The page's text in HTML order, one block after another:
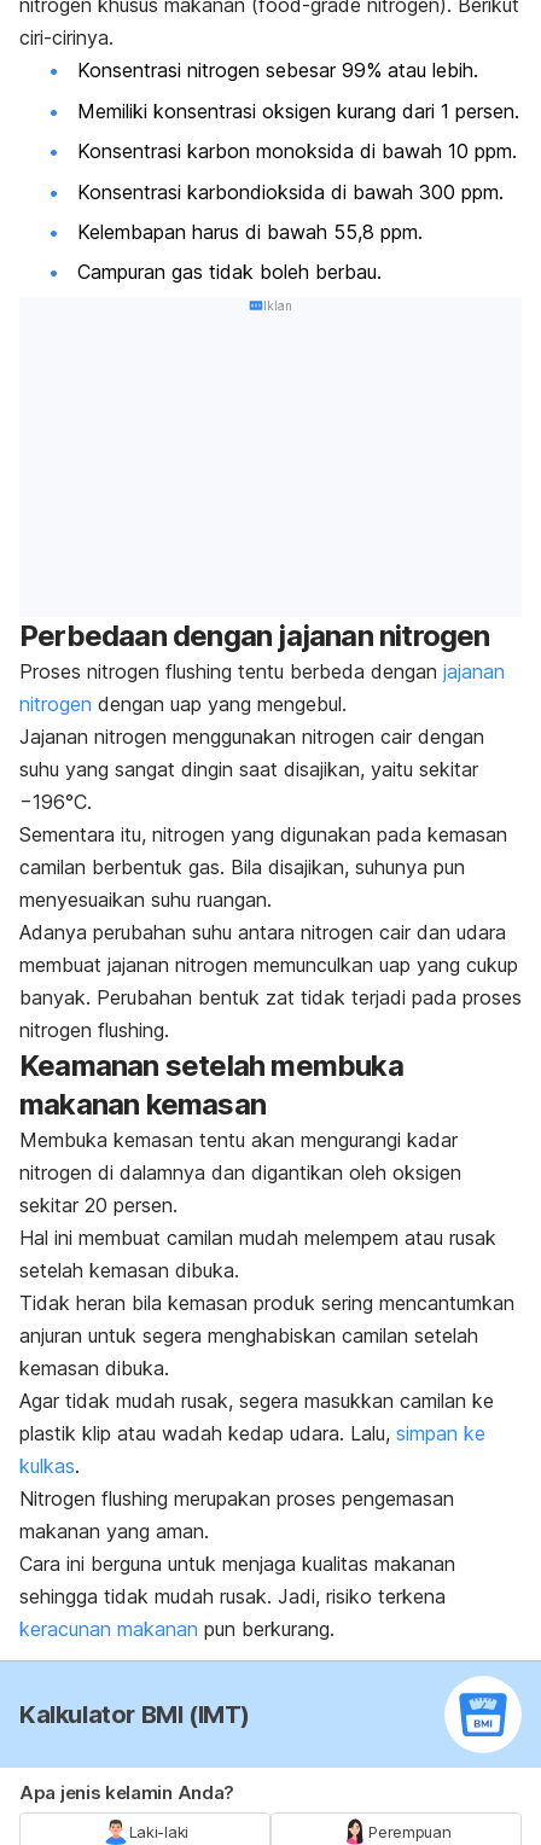
nitrogen khusus makanan (food-grade nitrogen). Berikut
ciri-cirinya.
Konsentrasi nitrogen sebesar 99% atau lebih.
Memiliki konsentrasi oksigen kurang dari 1 persen.
Konsentrasi karbon monoksida di bawah 10 ppm.
Konsentrasi karbondioksida di bawah 300 ppm.
Kelembapan harus di bawah 55,8 ppm.
Campuran gas tidak boleh berbau.
Iklan
Perbedaan dengan jajanan nitrogen
Proses nitrogen flushing tentu berbeda dengan jajanan
nitrogen dengan uap yang mengebul.
Jajanan nitrogen menggunakan nitrogen cair dengan
suhu yang sangat dingin saat disajikan, yaitu sekitar
−196°C.
Sementara itu, nitrogen yang digunakan pada kemasan
camilan berbentuk gas. Bila disajikan, suhunya pun
menyesuaikan suhu ruangan.
Adanya perubahan suhu antara nitrogen cair dan udara
membuat jajanan nitrogen memunculkan uap yang cukup
banyak. Perubahan bentuk zat tidak terjadi pada proses
nitrogen flushing.
Keamanan setelah membuka
makanan kemasan
Membuka kemasan tentu akan mengurangi kadar
nitrogen di dalamnya dan digantikan oleh oksigen
sekitar 20 persen.
Hal ini membuat camilan mudah melempem atau rusak
setelah kemasan dibuka.
Tidak heran bila kemasan produk sering mencantumkan
anjuran untuk segera menghabiskan camilan setelah
kemasan dibuka.
Agar tidak mudah rusak, segera masukkan camilan ke
plastik klip atau wadah kedap udara. Lalu, simpan ke
kulkas.
Nitrogen flushing merupakan proses pengemasan
makanan yang aman.
Cara ini berguna untuk menjaga kualitas makanan
sehingga tidak mudah rusak. Jadi, risiko terkena
keracunan makanan pun berkurang.
Kalkulator BMI (IMT)
Apa jenis kelamin Anda?
Laki-laki Perempuan